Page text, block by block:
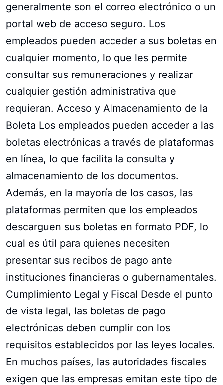
generalmente son el correo electrónico o un
portal web de acceso seguro. Los
empleados pueden acceder a sus boletas en
cualquier momento, lo que les permite
consultar sus remuneraciones y realizar
cualquier gestión administrativa que
requieran. Acceso y Almacenamiento de la
Boleta Los empleados pueden acceder a las
boletas electrónicas a través de plataformas
en línea, lo que facilita la consulta y
almacenamiento de los documentos.
Además, en la mayoría de los casos, las
plataformas permiten que los empleados
descarguen sus boletas en formato PDF, lo
cual es útil para quienes necesiten
presentar sus recibos de pago ante
instituciones financieras o gubernamentales.
Cumplimiento Legal y Fiscal Desde el punto
de vista legal, las boletas de pago
electrónicas deben cumplir con los
requisitos establecidos por las leyes locales.
En muchos países, las autoridades fiscales
exigen que las empresas emitan este tipo de